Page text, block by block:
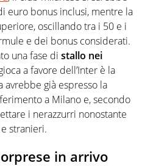
euro bonus inclusi, mentre la
oscillando tra i 50 e i
e dei bonus considerati.
una fase di stallo nei
a favore dell’Inter è la
avrebbe già espresso la
a Milano e, secondo
i nerazzurri nonostante
stranieri.
in arrivo